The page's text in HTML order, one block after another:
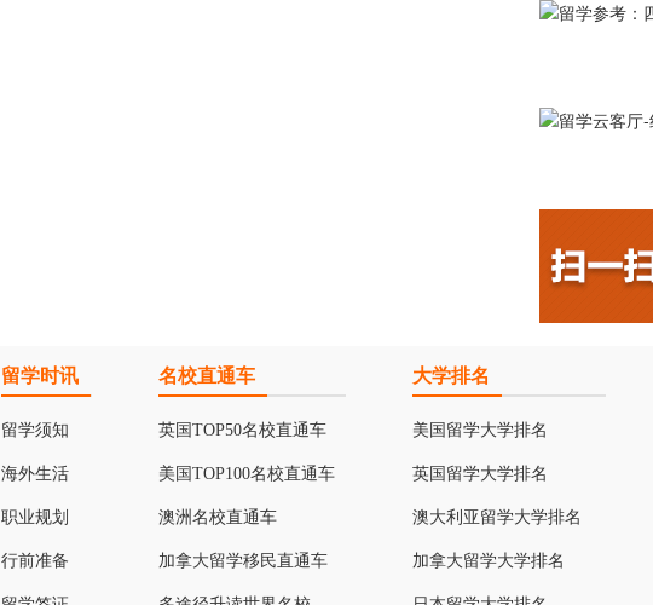
留学时讯
留学须知
海外生活
职业规划
行前准备
名校直通车
英国TOP50名校直通车
美国TOP100名校直通车
澳洲名校直通车
加拿大留学移民直通车
大学排名
美国留学大学排名
英国留学大学排名
澳大利亚留学大学排名
加拿大留学大学排名